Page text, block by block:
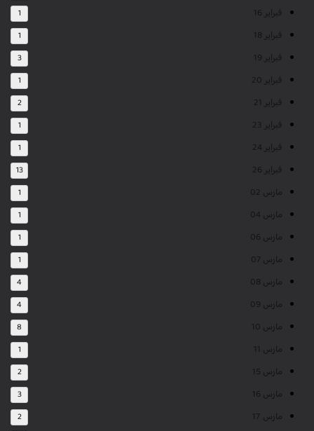
فبراير 16 1
فبراير 18 1
فبراير 19 3
فبراير 20 1
فبراير 21 2
فبراير 23 1
فبراير 24 1
فبراير 26 13
مارس 02 1
مارس 04 1
مارس 06 1
مارس 07 1
مارس 08 4
مارس 09 4
مارس 10 8
مارس 11 1
مارس 15 2
مارس 16 3
مارس 17 2